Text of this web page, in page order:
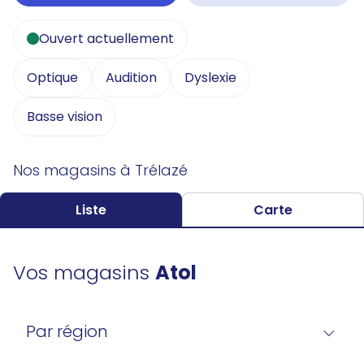
Ouvert actuellement
Optique Audition Dyslexie
Basse vision
Nos magasins à Trélazé
Liste Carte
Vos magasins Atol
Par région